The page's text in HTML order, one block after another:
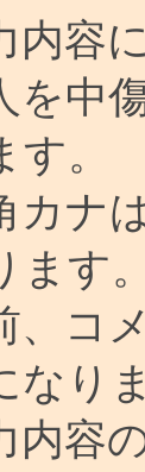
内容
を中
す。
カナ
ます。
、コ
なり
内容